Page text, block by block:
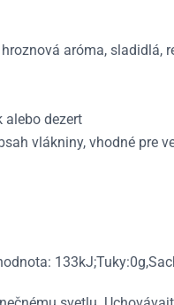
aróma, sladidlá,
alebo dezert
vlákniny, vhodné pre